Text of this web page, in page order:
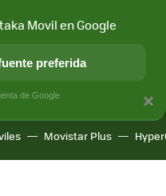
APLICACIONES
Movistar Plus
×
Movil en Google
preferida
de Google